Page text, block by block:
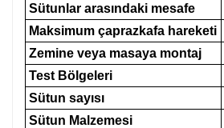
Sütunlar arasındaki mesafe
Maksimum çaprazkafa hareketi
Zemine veya masaya montaj
Test Bölgeleri
Sütun sayısı
Sütun Malzemesi